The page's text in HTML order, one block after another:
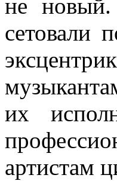
не
сетовали
их
ар­тистам